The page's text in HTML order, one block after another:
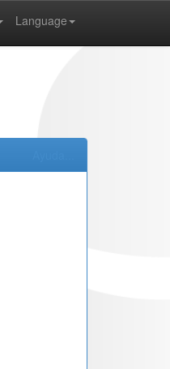
Language